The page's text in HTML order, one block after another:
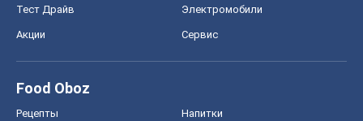
Тест Драйв Электромобили
Акции Сервис
Food Oboz
Рецепты Напитки